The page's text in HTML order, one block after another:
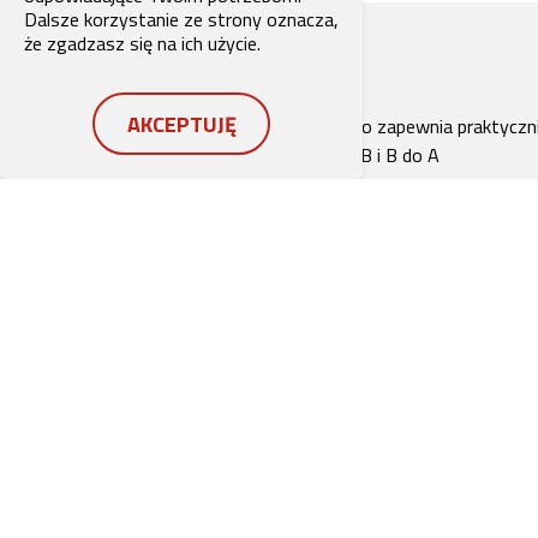
Konstrukcja zaworu gniazdowego zapewnia
zerowe zamknięcie z portu A do B i B do A
Dalsze korzystanie ze strony oznacza,
że zgadzasz się na ich użycie.
AKCEPTUJĘ